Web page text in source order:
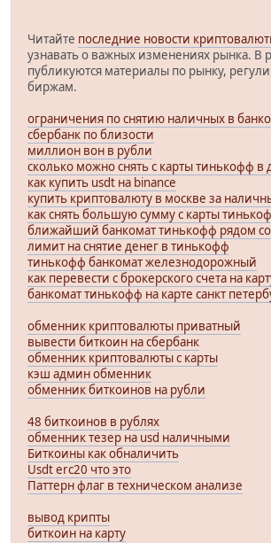
Читайте последние новости
узнавать о важных изменениях рынка. В
публикуются материалы по рынку,
биржам.
ограничения по снятию наличных в
сбербанк по близости
миллион вон в рубли
сколько можно снять с карты тинькофф в
как купить usdt на binance
купить криптовалюту в москве за
как снять большую сумму с карты
ближайший банкомат тинькофф рядом
лимит на снятие денег в тинькофф
тинькофф банкомат железнодорожный
как перевести с брокерского счета на
банкомат тинькофф на карте санкт
обменник криптовалюты приватный
вывести биткоин на сбербанк
обменник криптовалюты с карты
кэш админ обменник
обменник биткоинов на рубли
48 биткоинов в рублях
обменник тезер на usd наличными
Биткоины как обналичить
Usdt erc20 что это
Паттерн флаг в техническом анализе
вывод крипты
биткоин на карту